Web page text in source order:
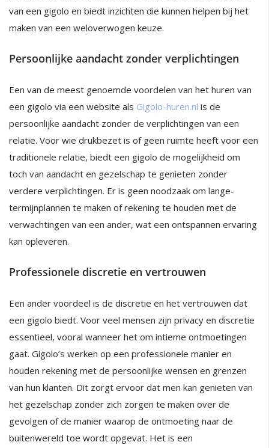
van een gigolo en biedt inzichten die kunnen helpen bij het
maken van een weloverwogen keuze.
Persoonlijke aandacht zonder verplichtingen
Een van de meest genoemde voordelen van het huren van
een gigolo via een website als Gigolo-huren.nl is de
persoonlijke aandacht zonder de verplichtingen van een
relatie. Voor wie drukbezet is of geen ruimte heeft voor een
traditionele relatie, biedt een gigolo de mogelijkheid om
toch van aandacht en gezelschap te genieten zonder
verdere verplichtingen. Er is geen noodzaak om lange-
termijnplannen te maken of rekening te houden met de
verwachtingen van een ander, wat een ontspannen ervaring
kan opleveren.
Professionele discretie en vertrouwen
Een ander voordeel is de discretie en het vertrouwen dat
een gigolo biedt. Voor veel mensen zijn privacy en discretie
essentieel, vooral wanneer het om intieme ontmoetingen
gaat. Gigolo’s werken op een professionele manier en
houden rekening met de persoonlijke wensen en grenzen
van hun klanten. Dit zorgt ervoor dat men kan genieten van
het gezelschap zonder zich zorgen te maken over de
gevolgen of de manier waarop de ontmoeting naar de
buitenwereld toe wordt opgevat. Het is een